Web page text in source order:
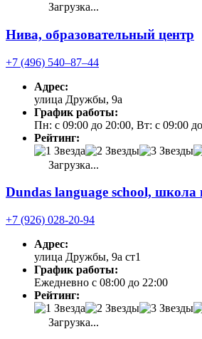
Загрузка...
Нива, образовательный центр
+7 (496) 540‒87‒44
Адрес:
улица Дружбы, 9а
График работы:
Пн: с 09:00 до 20:00, Вт: с 09:00
Рейтинг:
Загрузка...
Dundas language school,
+7 (926) 028-20-94
Адрес:
улица Дружбы, 9а ст1
График работы:
Ежедневно с 08:00 до 22:00
Рейтинг:
Загрузка...